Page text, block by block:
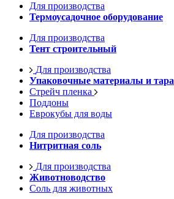
Для производства
Термоусадочное оборудование
Для производства
Тент строительный
Для производства
Упаковочные материалы и тара
Стрейч пленка
Поддоны
Еврокубы для воды
Для производства
Нитритная соль
Для производства
Животноводство
Соль для животных